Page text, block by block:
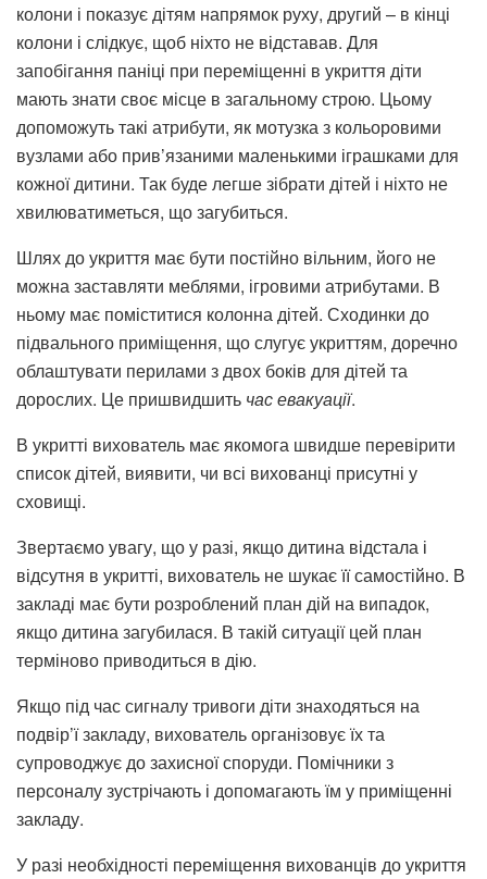
колони і показує дітям напрямок руху, другий – в кінці
колони і слідкує, щоб ніхто не відставав. Для
запобігання паніці при переміщенні в укриття діти
мають знати своє місце в загальному строю. Цьому
допоможуть такі атрибути, як мотузка з кольоровими
вузлами або прив’язаними маленькими іграшками для
кожної дитини. Так буде легше зібрати дітей і ніхто не
хвилюватиметься, що загубиться.
Шлях до укриття має бути постійно вільним, його не
можна заставляти меблями, ігровими атрибутами. В
ньому має поміститися колонна дітей. Сходинки до
підвального приміщення, що слугує укриттям, доречно
облаштувати перилами з двох боків для дітей та
дорослих. Це пришвидшить час евакуації.
В укритті вихователь має якомога швидше перевірити
список дітей, виявити, чи всі вихованці присутні у
сховищі.
Звертаємо увагу, що у разі, якщо дитина відстала і
відсутня в укритті, вихователь не шукає її самостійно. В
закладі має бути розроблений план дій на випадок,
якщо дитина загубилася. В такій ситуації цей план
терміново приводиться в дію.
Якщо під час сигналу тривоги діти знаходяться на
подвір’ї закладу, вихователь організовує їх та
супроводжує до захисної споруди. Помічники з
персоналу зустрічають і допомагають їм у приміщенні
закладу.
У разі необхідності переміщення вихованців до укриття